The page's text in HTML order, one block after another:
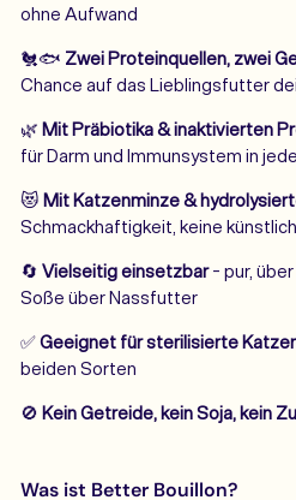
ohne Aufwand
🐔🐟 Zwei Proteinquellen, zwei
Chance auf das Lieblingsfutter
🌿 Mit Präbiotika & inaktivierten
für Darm und Immunsystem in
😻 Mit Katzenminze &
Schmackhaftigkeit, keine
🔄 Vielseitig einsetzbar- pur,
Soße über Nassfutter
✅Geeignet für sterilisierte
beiden Sorten
🚫 Kein Getreide, kein Soja, kein
Was ist Better Bouillon?